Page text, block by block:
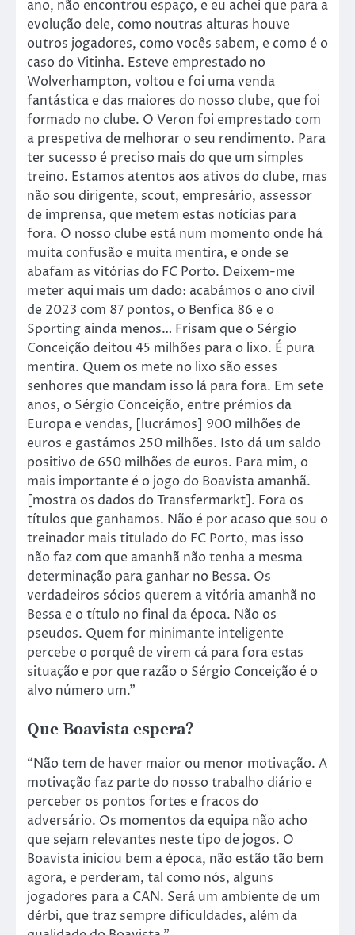
ano, não encontrou espaço, e eu achei que para a
evolução dele, como noutras alturas houve
outros jogadores, como vocês sabem, e como é o
caso do Vitinha. Esteve emprestado no
Wolverhampton, voltou e foi uma venda
fantástica e das maiores do nosso clube, que foi
formado no clube. O Veron foi emprestado com
a prespetiva de melhorar o seu rendimento. Para
ter sucesso é preciso mais do que um simples
treino. Estamos atentos aos ativos do clube, mas
não sou dirigente, scout, empresário, assessor
de imprensa, que metem estas notícias para
fora. O nosso clube está num momento onde há
muita confusão e muita mentira, e onde se
abafam as vitórias do FC Porto. Deixem-me
meter aqui mais um dado: acabámos o ano civil
de 2023 com 87 pontos, o Benfica 86 e o
Sporting ainda menos… Frisam que o Sérgio
Conceição deitou 45 milhões para o lixo. É pura
mentira. Quem os mete no lixo são esses
senhores que mandam isso lá para fora. Em sete
anos, o Sérgio Conceição, entre prémios da
Europa e vendas, [lucrámos] 900 milhões de
euros e gastámos 250 milhões. Isto dá um saldo
positivo de 650 milhões de euros. Para mim, o
mais importante é o jogo do Boavista amanhã.
[mostra os dados do Transfermarkt]. Fora os
títulos que ganhamos. Não é por acaso que sou o
treinador mais titulado do FC Porto, mas isso
não faz com que amanhã não tenha a mesma
determinação para ganhar no Bessa. Os
verdadeiros sócios querem a vitória amanhã no
Bessa e o título no final da época. Não os
pseudos. Quem for minimante inteligente
percebe o porquê de virem cá para fora estas
situação e por que razão o Sérgio Conceição é o
alvo número um.”
Que Boavista espera?
“Não tem de haver maior ou menor motivação. A
motivação faz parte do nosso trabalho diário e
perceber os pontos fortes e fracos do
adversário. Os momentos da equipa não acho
que sejam relevantes neste tipo de jogos. O
Boavista iniciou bem a época, não estão tão bem
agora, e perderam, tal como nós, alguns
jogadores para a CAN. Será um ambiente de um
dérbi, que traz sempre dificuldades, além da